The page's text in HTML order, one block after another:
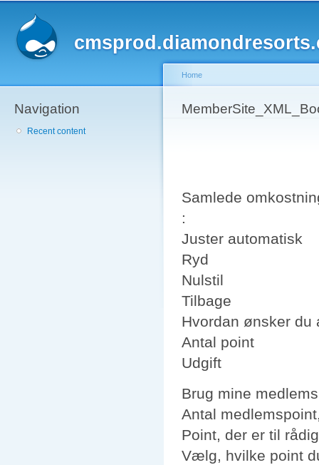
Navigation
Recent content
You are here
Home
Samlede
:
Juster automatisk
Ryd
Nulstil
Tilbage
Hvordan ønsker du
Antal point
Udgift
Brug mine
Antal
Point, der er til
Vælg, hvilke point